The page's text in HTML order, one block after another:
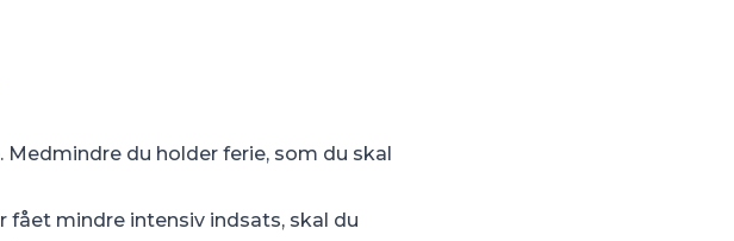
du holder ferie, som du skal
fået mindre intensiv indsats, skal du